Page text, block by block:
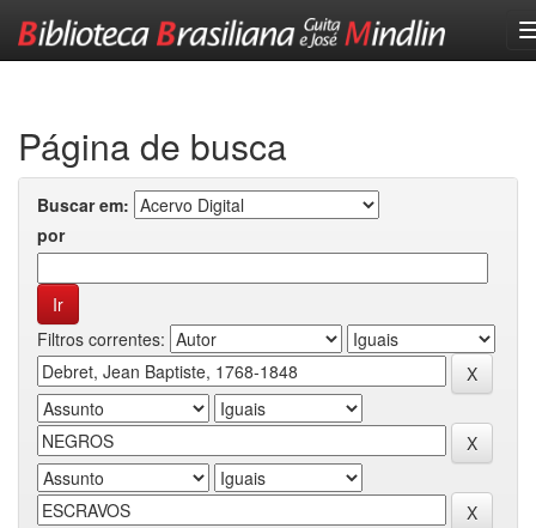
Página de busca
Buscar em:
por
Filtros correntes: